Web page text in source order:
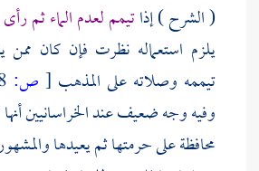
( الشرح ) إذاتيمم لعدم الماء ثم
يلزم استعماله نظرت فإن كان ممن
تيممه وصلاته على المذهب [ ص:
وفيه وجه ضعيف عندالخراسانيين
محافظة على حرمتها ثم يعيدها